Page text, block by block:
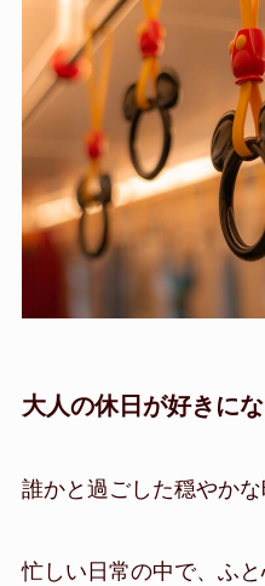
大人の休日が好きに
誰かと過ごした穏やかな
忙しい日常の中で、ふと